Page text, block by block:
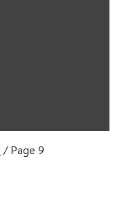
/Page 9